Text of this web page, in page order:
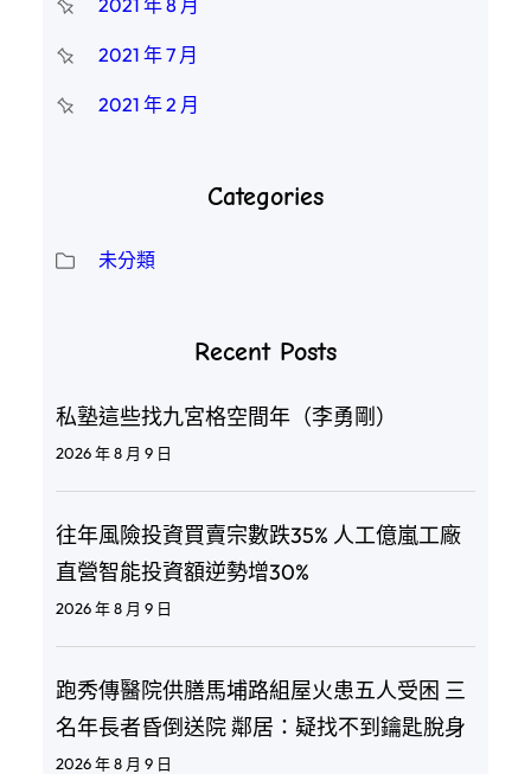
2021 年 8 月
2021 年 7 月
2021 年 2 月
Categories
未分類
Recent Posts
私塾這些找九宮格空間年（李勇剛）
2026 年 8 月 9 日
往年風險投資買賣宗數跌35% 人工億嵐工廠
直營智能投資額逆勢增30%
2026 年 8 月 9 日
跑秀傳醫院供膳馬埔路組屋火患五人受困 三
名年長者昏倒送院 鄰居：疑找不到鑰匙脫身
2026 年 8 月 9 日